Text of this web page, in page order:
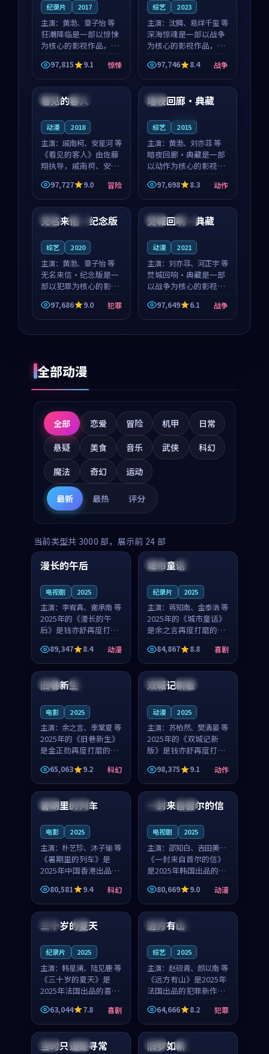
纪录片 2017
主演： 黄渤、章子怡 等
狂潮降临是一部以惊悚
为核心的影视作品，围
绕危机、反转与人物成
长展开，整体节奏紧
凑，值得推荐观看。
97,815 9.1 惊悚
综艺 2023
主演： 沈腾、易烊千玺 等
深海惊魂是一部以战争
为核心的影视作品，围
绕危机、反转与人物成
长展开，整体节奏紧
凑，值得推荐观看。
97,746 8.4 战争
泰国 完结
看见的客人
动漫 2018
主演： 戚南柯、安星河 等
《看见的客人》由佐藤
翔执导，戚南柯、安星
河领衔主演，是一部
2018年上映的泰国冒险
动漫。影片以海岸抒情
遇到告别都浸着真实情
97,727 9.0 冒险
法国
暗夜回廊·典藏
综艺 2015
主演： 黄渤、刘亦菲 等
暗夜回廊·典藏是一部
以动作为核心的影视作
品，围绕危机、反转与
人物成长展开，整体节
奏紧凑，值得推荐观
看。
97,698 8.3 动作
中国 高分
无名来信·纪念版
综艺 2020
主演： 黄渤、章子怡 等
无名来信·纪念版是一
部以犯罪为核心的影视
作品，围绕危机、反转
与人物成长展开，整体
节奏紧凑，值得推荐观
97,686 9.0 犯罪
泰国 院线
焚城回响·典藏
动漫 2021
主演： 刘亦菲、河正宇 等
焚城回响·典藏是一部
以战争为核心的影视作
品，围绕危机、反转与
人物成长展开，整体节
奏紧凑，值得推荐观
97,649 6.1 战争
全部动漫
全部 恋爱 冒险 机甲
日常
悬疑
美食 音乐 武侠
科幻
魔法
奇幻 运动
最新 最热 评分
当前类型共 3000 部，展示前 24 部
中国 高分
99:16
漫长的午后
电视剧 2025
主演： 李宥真、谢承南 等
2025年的《漫长的午
后》是钱亦舒再度打磨
的动漫佳作。中国大陆
的取景与海岛日常的氛
围相互成就，李宥真与
谢承南的对手戏自然克
制，让整部影片在悬念
89,347 8.4 动漫
美国 院线
城市童话
纪录片 2025
主演： 蒋知南、金泰浩 等
2025年的《城市童话》
是余之言再度打磨的喜
剧佳作。美国的取景与
历史战争的氛围相互成
就，蒋知南与金泰浩的
对手戏自然克制，让整
部影片在悬念与温度
84,867 8.8 喜剧
英国 完结
旧巷新生
电影 2025
主演： 余之言、季棠夏 等
2025年的《旧巷新生》
是金正勋再度打磨的科
幻佳作。英国的取景与
雨夜物语的氛围相互成
就，余之言与季棠夏的
对手戏自然克制，让整
部影片在悬念与温度
65,063 9.2 科幻
中国 独播
双城记新版
动漫 2025
主演： 苏柏然、樊清晏 等
2025年的《双城记新
版》是钱亦舒再度打磨
的动作佳作。中国大陆
的取景与沙漠探险的氛
围相互成就，苏柏然与
樊清晏的对手戏自然克
制，让整部影片在悬念
98,375 9.1 动作
中国 杜比
暑期里的列车
电影 2025
主演： 朴艺珍、沐子瑜 等
《暑期里的列车》是
2025年中国香港出品的
科幻新作，主创团队希
望用城市夜归人的故事
让观众停下来想一想。
朴艺珍领衔，沐子瑜担
任重要角色，郑书延的
80,581 9.4 科幻
韩国 热播
一封来自首尔的信
电视剧 2025
主演： 邵知白、吉田美琴
等
《一封来自首尔的信》
是2025年韩国出品的动
漫新作，主创团队希望
用高考往事的故事让观
众停下来想一想。邵知
重要角色，谢承南的
80,669 9.0 动漫
法国 4K
三十岁的夏天
纪录片 2025
主演： 韩星澜、陆见鹿 等
《三十岁的夏天》是
2025年法国出品的喜剧
新作，主创团队希望用
深夜电台的故事让观众
停下来想一想。韩星澜
角色，山田纯一的叙事
63,044 7.8 喜剧
法国 独播
远方有山
综艺 2025
主演： 赵砚青、颜以南 等
《远方有山》是2025年
法国出品的犯罪新作，
主创团队希望用高校追
梦的故事让观众停下来
想一想。赵砚青领衔，
颜以南担任重要角色，
山田纯一的叙事节奏
64,666 8.2 犯罪
泰国 杜比
当时只道是寻常 中国 高分
旧梦如新